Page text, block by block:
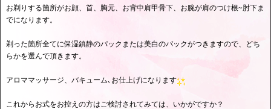
お剃りする箇所がお顔、首、胸元、お背中肩甲骨下、お腕が肩のつけ根~肘下ま
でになります。
剃った箇所全てに保湿鎮静のパックまたは美白のパックがつきますので、どち
らかを選んで頂きます。
アロママッサージ、バキューム､お仕上げになります
これからお式をお控えの方はご検討されてみては、いかがですか？